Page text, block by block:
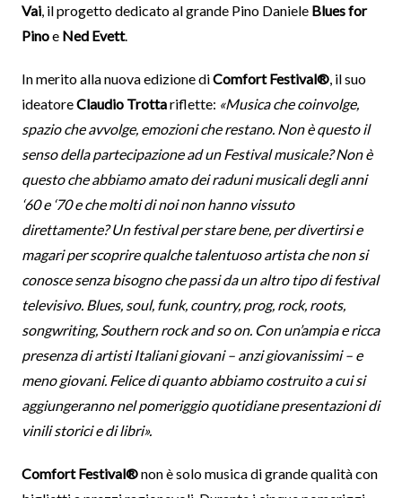
Vai, il progetto dedicato al grande Pino Daniele Blues for
Pinoe Ned Evett.
In merito alla nuova edizione diComfort Festival®, il suo
ideatoreClaudio Trottariflette: «Musica che coinvolge,
spazio che avvolge, emozioni che restano. Non è questo il
senso della partecipazione ad un Festival musicale? Non è
questo che abbiamo amato dei raduni musicali degli anni
‘60 e ‘70 e che molti di noi non hanno vissuto
direttamente? Un festival per stare bene, per divertirsi e
magari per scoprire qualche talentuoso artista che non si
conosce senza bisogno che passi da un altro tipo di festival
televisivo. Blues, soul, funk, country, prog, rock, roots,
songwriting, Southern rock and so on. Con un’ampia e ricca
presenza di artisti Italiani giovani – anzi giovanissimi – e
meno giovani. Felice di quanto abbiamo costruito a cui si
aggiungeranno nel pomeriggio quotidiane presentazioni di
vinili storici e di libri».
Comfort Festival®non è solo musica di grande qualità con